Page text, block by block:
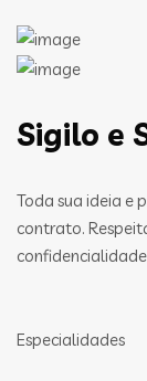
Sigilo e
Toda sua ideia e
contrato.
Especialidades